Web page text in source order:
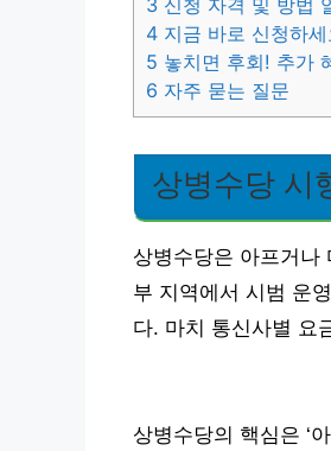
3 신청 자격 및 방법
4 지금 바로 신청하
5 놓치면 후회! 추가
6 자주 묻는 질문
상병수당 시
상병수당은 아프거나
부 지역에서 시범 운
다. 마치 통신사별 요
상병수당의 핵심은 ‘